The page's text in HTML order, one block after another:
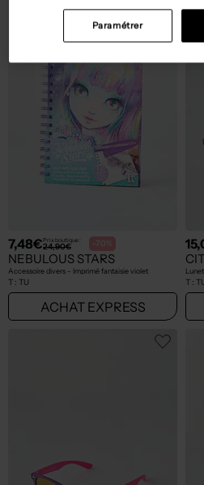
7,48€Prix boutique :
24,90€ -70%
NEBULOUS STARS
Accessoire divers - Imprimé fantaisie violet
T : TU
ACHAT EXPRESS
T :
Paramétrer